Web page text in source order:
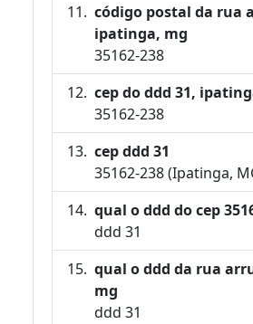
código postal da rua
ipatinga, mg
35162-238
cep do ddd 31,
35162-238
cep ddd 31
35162-238 (Ipatinga,
qual o ddd do cep
ddd 31
qual o ddd da rua
mg
ddd 31